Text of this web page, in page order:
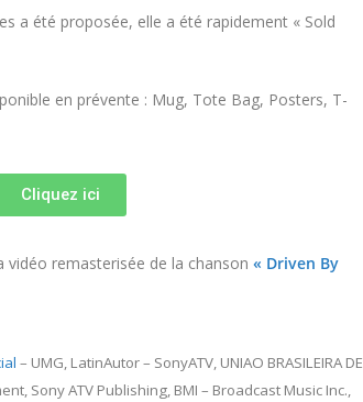
a été proposée, elle a été rapidement « Sold
en prévente : Mug, Tote Bag, Posters, T-
Cliquez ici
vidéo remasterisée de la chanson « Driven By
– UMG, LatinAutor – SonyATV, UNIAO BRASILEIRA DE
Sony ATV Publishing, BMI – Broadcast Music Inc.,